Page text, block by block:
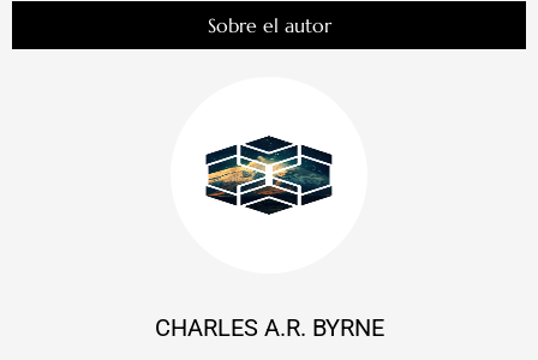
Sobre el autor
CHARLES A.R. BYRNE